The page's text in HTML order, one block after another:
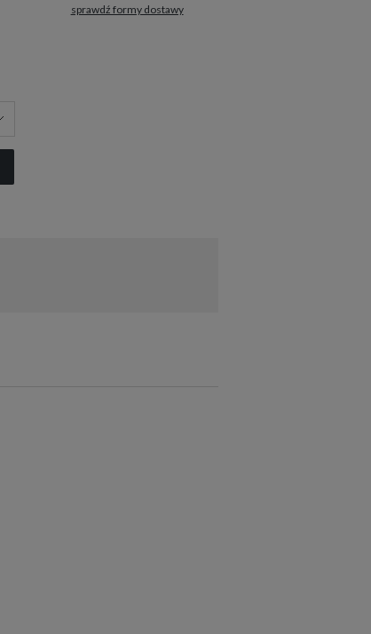
sprawdź formy dostawy